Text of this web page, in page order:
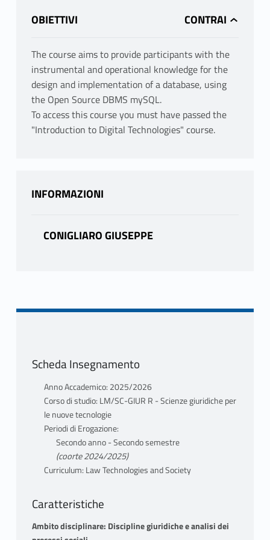
OBIETTIVI
The course aims to provide participants with the
instrumental and operational knowledge for the
design and implementation of a database, using
the Open Source DBMS mySQL.
To access this course you must have passed the
"Introduction to Digital Technologies" course.
INFORMAZIONI
CONIGLIARO GIUSEPPE
Scheda Insegnamento
Anno Accademico: 2025/2026
Corso di studio: LM/SC-GIUR R - Scienze giuridiche per
le nuove tecnologie
Periodi di Erogazione:
Secondo anno - Secondo semestre
(coorte 2024/2025)
Curriculum: Law Technologies and Society
Caratteristiche
Ambito disciplinare: Discipline giuridiche e analisi dei